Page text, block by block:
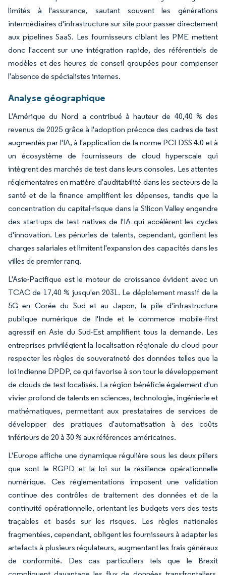
limités à l'assurance, sautant souvent les générations
intermédiaires d'infrastructure sur site pour passer directement
aux pipelines SaaS. Les fournisseurs ciblant les PME mettent
donc l'accent sur une intégration rapide, des référentiels de
modèles et des heures de conseil groupées pour compenser
l'absence de spécialistes internes.
Analyse géographique
L'Amérique du Nord a contribué à hauteur de 40,40 % des
revenus de 2025 grâce à l'adoption précoce des cadres de test
augmentés par l'IA, à l'application de la norme PCI DSS 4.0 et à
un écosystème de fournisseurs de cloud hyperscale qui
intègrent des marchés de test dans leurs consoles. Les attentes
réglementaires en matière d'auditabilité dans les secteurs de la
santé et de la finance amplifient les dépenses, tandis que la
concentration du capital-risque dans la Silicon Valley engendre
des start-ups de test natives de l'IA qui accélèrent les cycles
d'innovation. Les pénuries de talents, cependant, gonflent les
charges salariales et limitent l'expansion des capacités dans les
villes de premier rang.
L'Asie-Pacifique est le moteur de croissance évident avec un
TCAC de 17,40 % jusqu'en 2031. Le déploiement massif de la
5G en Corée du Sud et au Japon, la pile d'infrastructure
publique numérique de l'Inde et le commerce mobile-first
agressif en Asie du Sud-Est amplifient tous la demande. Les
entreprises privilégient la localisation régionale du cloud pour
respecter les règles de souveraineté des données telles que la
loi indienne DPDP, ce qui favorise à son tour le développement
de clouds de test localisés. La région bénéficie également d'un
vivier profond de talents en sciences, technologie, ingénierie et
mathématiques, permettant aux prestataires de services de
développer des pratiques d'automatisation à des coûts
inférieurs de 20 à 30 % aux références américaines.
L'Europe affiche une dynamique régulière sous les deux piliers
que sont le RGPD et la loi sur la résilience opérationnelle
numérique. Ces réglementations imposent une validation
continue des contrôles de traitement des données et de la
continuité opérationnelle, orientant les budgets vers des tests
traçables et basés sur les risques. Les règles nationales
fragmentées, cependant, obligent les fournisseurs à adapter les
artefacts à plusieurs régulateurs, augmentant les frais généraux
de conformité. Des cas particuliers tels que le Brexit